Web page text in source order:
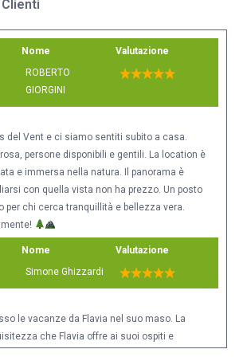
Nome
ROBERTO
GIORGINI
Valutazione
del Vent e ci siamo sentiti subito a casa.
persone disponibili e gentili. La location è
e immersa nella natura. Il panorama è
con quella vista non ha prezzo. Un posto
per chi cerca tranquillità e bellezza vera.
Nome
Simone Ghizzardi
Valutazione
le vacanze da Flavia nel suo maso. La
che Flavia offre ai suoi ospiti e